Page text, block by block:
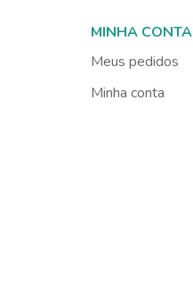
MINHA CONTA
Meus pedidos
Minha conta